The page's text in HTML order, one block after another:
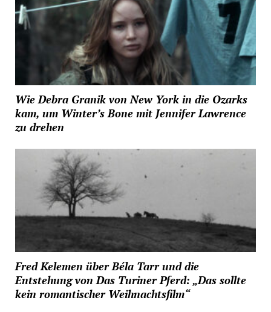
Wie Debra Granik von New York in die Ozarks
kam, um Winter’s Bone mit Jennifer Lawrence
zu drehen
Fred Kelemen über Béla Tarr und die
Entstehung von Das Turiner Pferd: „Das sollte
kein romantischer Weihnachtsfilm“